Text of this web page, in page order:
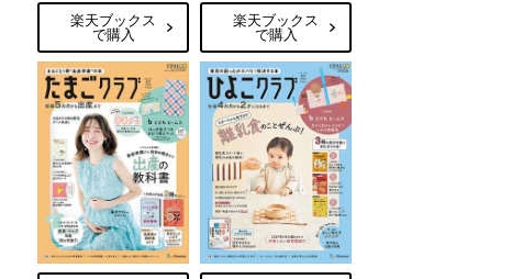
楽天ブックス
で購入
楽天ブックス
で購入